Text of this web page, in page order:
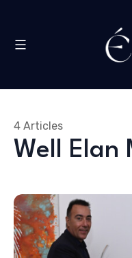
Well Elan
4 Articles